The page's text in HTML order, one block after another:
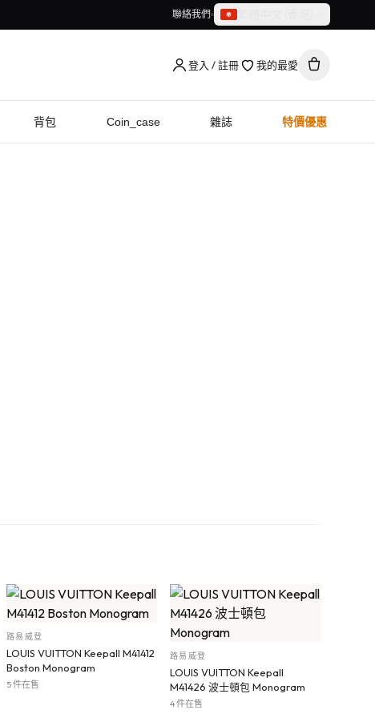
聯絡我們
繁體中文（香港）
登入 / 註冊 我的最愛
背包 Coin_case 雜誌 特價優惠
路易威登
LOUIS VUITTON Keepall M41412
Boston Monogram
5 件在售
路易威登
LOUIS VUITTON Keepall
M41426 波士頓包 Monogram
4 件在售